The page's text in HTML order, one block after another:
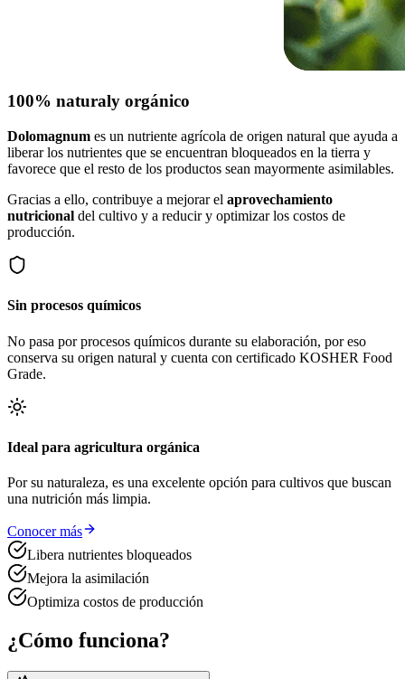
100% naturaly orgánico
Dolomagnum es un nutriente agrícola de origen natural que ayuda a
liberar los nutrientes que se encuentran bloqueados en la tierra y
favorece que el resto de los productos sean mayormente asimilables.
Gracias a ello, contribuye a mejorar el aprovechamiento
nutricional del cultivo y a reducir y optimizar los costos de
producción.
Sin procesos químicos
No pasa por procesos químicos durante su elaboración, por eso
conserva su origen natural y cuenta con certificado KOSHER Food
Grade.
Ideal para agricultura orgánica
Por su naturaleza, es una excelente opción para cultivos que buscan
una nutrición más limpia.
Conocer más
Libera nutrientes bloqueados
Mejora la asimilación
Optimiza costos de producción
¿Cómo funciona?